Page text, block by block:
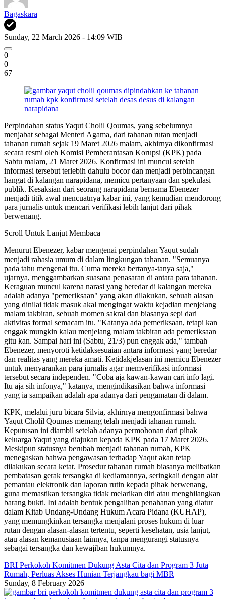
Bagaskara
Sunday, 22 March 2026 - 14:09 WIB
0
0
67
Perpindahan status Yaqut Cholil Qoumas, yang sebelumnya
menjabat sebagai Menteri Agama, dari tahanan rutan menjadi
tahanan rumah sejak 19 Maret 2026 malam, akhirnya dikonfirmasi
secara resmi oleh Komisi Pemberantasan Korupsi (KPK) pada
Sabtu malam, 21 Maret 2026. Konfirmasi ini muncul setelah
informasi tersebut terlebih dahulu bocor dan menjadi perbincangan
hangat di kalangan narapidana, memicu pertanyaan dan spekulasi
publik. Kesaksian dari seorang narapidana bernama Ebenezer
menjadi titik awal mencuatnya kabar ini, yang kemudian mendorong
para jurnalis untuk mencari verifikasi lebih lanjut dari pihak
berwenang.
Scroll Untuk Lanjut Membaca
Menurut Ebenezer, kabar mengenai perpindahan Yaqut sudah
menjadi rahasia umum di dalam lingkungan tahanan. "Semuanya
pada tahu mengenai itu. Cuma mereka bertanya-tanya saja,"
ujarnya, menggambarkan suasana penasaran di antara para tahanan.
Keraguan muncul karena narasi yang beredar di kalangan mereka
adalah adanya "pemeriksaan" yang akan dilakukan, sebuah alasan
yang dinilai tidak masuk akal mengingat waktu kejadian menjelang
malam takbiran, sebuah momen sakral dan biasanya sepi dari
aktivitas formal semacam itu. "Katanya ada pemeriksaan, tetapi kan
enggak mungkin kalau menjelang malam takbiran ada pemeriksaan
gitu kan. Sampai hari ini (Sabtu, 21/3) pun enggak ada," tambah
Ebenezer, menyoroti ketidaksesuaian antara informasi yang beredar
dan realitas yang mereka amati. Ketidakjelasan ini memicu Ebenezer
untuk menyarankan para jurnalis agar memverifikasi informasi
tersebut secara independen. "Coba aja kawan-kawan cari info lagi.
Itu aja sih infonya," katanya, mengindikasikan bahwa informasi
yang ia sampaikan adalah apa adanya dari pengamatan di dalam.
KPK, melalui juru bicara Silvia, akhirnya mengonfirmasi bahwa
Yaqut Cholil Qoumas memang telah menjadi tahanan rumah.
Keputusan ini diambil setelah adanya permohonan dari pihak
keluarga Yaqut yang diajukan kepada KPK pada 17 Maret 2026.
Meskipun statusnya berubah menjadi tahanan rumah, KPK
menegaskan bahwa pengawasan terhadap Yaqut akan tetap
dilakukan secara ketat. Prosedur tahanan rumah biasanya melibatkan
pembatasan gerak tersangka di kediamannya, seringkali dengan alat
pemantau elektronik dan laporan rutin kepada pihak berwenang,
guna memastikan tersangka tidak melarikan diri atau menghilangkan
barang bukti. Ini adalah bentuk pengalihan penahanan yang diatur
dalam Kitab Undang-Undang Hukum Acara Pidana (KUHAP),
yang memungkinkan tersangka menjalani proses hukum di luar
rutan dengan alasan-alasan tertentu, seperti kesehatan, usia lanjut,
atau alasan kemanusiaan lainnya, tanpa mengurangi statusnya
sebagai tersangka dan kewajiban hukumnya.
BRI Perkokoh Komitmen Dukung Asta Cita dan Program 3 Juta
Rumah, Perluas Akses Hunian Terjangkau bagi MBR
Sunday, 8 February 2026